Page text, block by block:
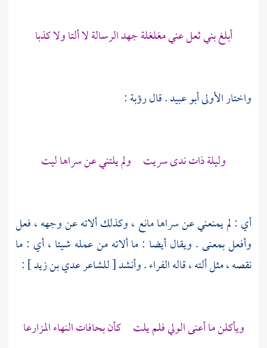
أبلغبني ثعلعني مغلغلة جهد الرسالة لا ألتا ولا كذبا
واختار الأولىأبو عبيد. قالرؤبة:
وليلة ذات ندى سريت ولم يلتني عن سراها ليت
أي : لم يمنعني عن سراها مانع ، وكذلك ألاته عن وجهه ، فعل
وأفعل بمعنى . ويقال أيضا : ما ألاته من عمله شيئا ، أي : ما
نقصه ، مثل ألته ، قالهالفراء. وأنشد [ للشاعرعدي بن زيد] :
ويأكلن ما أعنى الولي فلم يلت كأن بحافات النهاء المزارعا